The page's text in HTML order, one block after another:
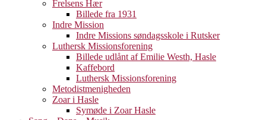
Frelsens Hær
Billede fra 1931
Indre Mission
Indre Missions søndagsskole i Rutsker
Luthersk Missionsforening
Billede udlånt af Emilie Westh, Hasle
Kaffebord
Luthersk Missionsforening
Metodistmenigheden
Zoar i Hasle
Symøde i Zoar Hasle